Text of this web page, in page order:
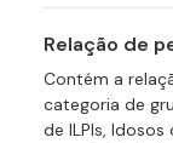
Relação de
Contém a
categoria de
de ILPIs,